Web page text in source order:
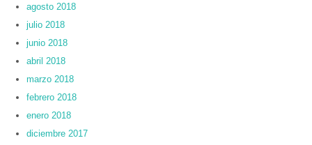
agosto 2018
julio 2018
junio 2018
abril 2018
marzo 2018
febrero 2018
enero 2018
diciembre 2017